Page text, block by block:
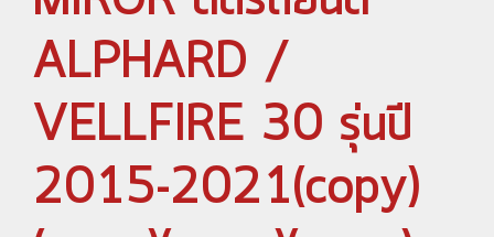
ALPHARD /
VELLFIRE 30 รุ่นปี
2015-2021(copy)